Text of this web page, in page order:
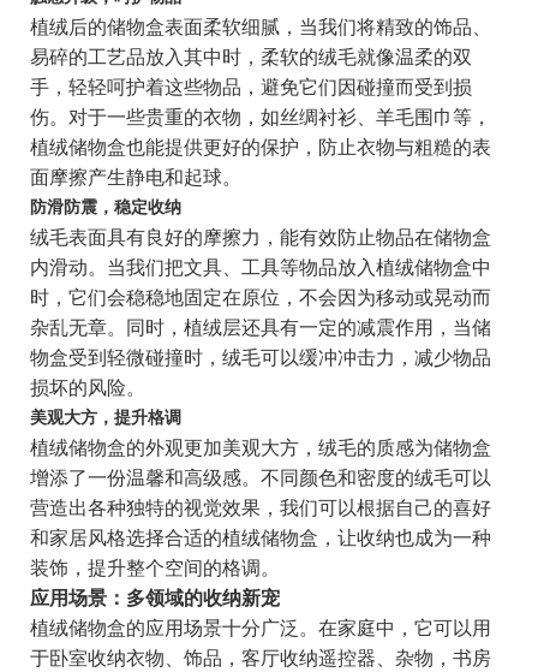
植绒后的储物盒表面柔软细腻，当我们将精致的饰品、
易碎的工艺品放入其中时，柔软的绒毛就像温柔的双
手，轻轻呵护着这些物品，避免它们因碰撞而受到损
伤。对于一些贵重的衣物，如丝绸衬衫、羊毛围巾等，
植绒储物盒也能提供更好的保护，防止衣物与粗糙的表
面摩擦产生静电和起球。
防滑防震，稳定收纳
绒毛表面具有良好的摩擦力，能有效防止物品在储物盒
内滑动。当我们把文具、工具等物品放入植绒储物盒中
时，它们会稳稳地固定在原位，不会因为移动或晃动而
杂乱无章。同时，植绒层还具有一定的减震作用，当储
物盒受到轻微碰撞时，绒毛可以缓冲冲击力，减少物品
损坏的风险。
美观大方，提升格调
植绒储物盒的外观更加美观大方，绒毛的质感为储物盒
增添了一份温馨和高级感。不同颜色和密度的绒毛可以
营造出各种独特的视觉效果，我们可以根据自己的喜好
和家居风格选择合适的植绒储物盒，让收纳也成为一种
装饰，提升整个空间的格调。
应用场景：多领域的收纳新宠
植绒储物盒的应用场景十分广泛。在家庭中，它可以用
于卧室收纳衣物、饰品，客厅收纳遥控器、杂物，书房